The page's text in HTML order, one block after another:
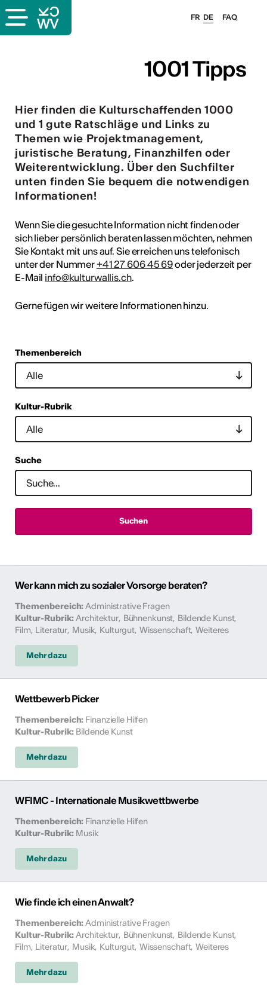
FAQ
FR DE
1001 Tipps
Hier finden die Kulturschaffenden 1000
und 1 gute Ratschläge und Links zu
Themen wie Projektmanagement,
juristische Beratung, Finanzhilfen oder
Weiterentwicklung. Über den Suchfilter
unten finden Sie bequem die notwendigen
Informationen!
Wenn Sie die gesuchte Information nicht finden oder
sich lieber persönlich beraten lassen möchten, nehmen
Sie Kontakt mit uns auf. Sie erreichen uns telefonisch
unter der Nummer+41 27 606 45 69oder jederzeit per
E-Mail info@kulturwallis.ch.
Gerne fügen wir weitere Informationen hinzu.
Themenbereich
Kultur-Rubrik
Suche
Wer kann mich zu sozialer Vorsorge beraten?
Themenbereich:Administrative Fragen
Kultur-Rubrik:Architektur, Bühnenkunst, Bildende Kunst,
Film, Literatur, Musik, Kulturgut, Wissenschaft, Weiteres
Mehr dazu
Wettbewerb Picker
Themenbereich: Finanzielle Hilfen
Kultur-Rubrik: Bildende Kunst
Mehr dazu
WFIMC - Internationale Musikwettbwerbe
Themenbereich: Finanzielle Hilfen
Kultur-Rubrik: Musik
Mehr dazu
Wie finde ich einen Anwalt?
Themenbereich:Administrative Fragen
Kultur-Rubrik:Architektur, Bühnenkunst, Bildende Kunst,
Film, Literatur, Musik, Kulturgut, Wissenschaft, Weiteres
Mehr dazu